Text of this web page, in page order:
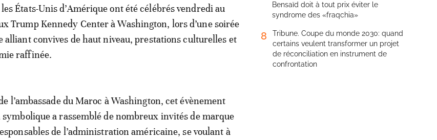
États-Unis d’Amérique ont été célébrés vendredi au
Trump Kennedy Center à Washington, lors d’une soirée
alliant convives de haut niveau, prestations culturelles et
raffinée.
l’ambassade du Maroc à Washington, cet évènement
a rassemblé de nombreux invités de marque
de l’administration américaine, se voulant à
Bensaïd doit à tout prix éviter le
syndrome des «fraqchia»
8
Tribune. Coupe du monde 2030: quand
certains veulent transformer un projet
de réconciliation en instrument de
confrontation